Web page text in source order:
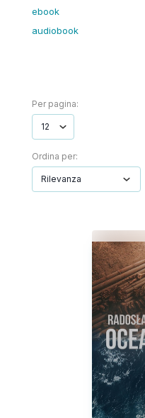
ebook
audiobook
Per pagina:
Ordina per: